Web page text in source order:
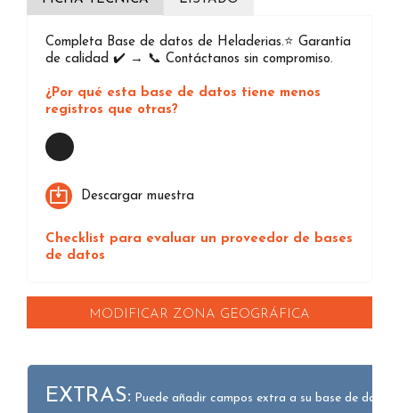
Completa Base de datos de Heladerias.⭐️ Garantía
de calidad ✔️ → 📞 Contáctanos sin compromiso.
¿Por qué esta base de datos tiene menos
registros que otras?
Descargar muestra
Checklist para evaluar un proveedor de bases
de datos
MODIFICAR ZONA GEOGRÁFICA
EXTRAS: Puede añadir campos extra a su base de datos.